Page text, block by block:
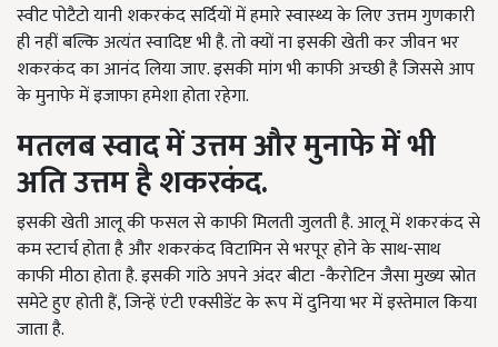
स्वीट पोटैटो यानी शकरकंद सर्दियों में हमारे स्वास्थ्य के लिए उत्तम गुणकारी
ही नहीं बल्कि अत्यंत स्वादिष्ट भी है. तो क्यों ना इसकी खेती कर जीवन भर
शकरकंद का आनंद लिया जाए. इसकी मांग भी काफी अच्छी है जिससे आप
के मुनाफे में इजाफा हमेशा होता रहेगा.
मतलब स्वाद में उत्तम और मुनाफे में भी
अति उत्तम है शकरकंद.
इसकी खेती आलू की फसल से काफी मिलती जुलती है. आलू में शकरकंद से
कम स्टार्च होता है और शकरकंद विटामिन से भरपूर होने के साथ-साथ
काफी मीठा होता है. इसकी गांठे अपने अंदर बीटा -कैरोटिन जैसा मुख्य स्रोत
समेटे हुए होती हैं, जिन्हें एंटी एक्सीडेंट के रूप में दुनिया भर में इस्तेमाल किया
जाता है.